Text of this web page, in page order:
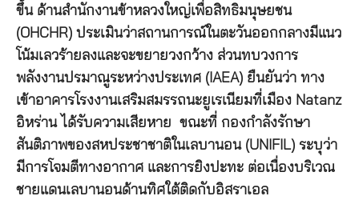
ขึ้น ด้านสำนักงานข้าหลวงใหญ่เพื่อสิทธิมนุษยชน
(OHCHR) ประเมินว่าสถานการณ์ในตะวันออกกลางมีแนว
โน้มเลวร้ายลงและจะขยายวงกว้าง ส่วนทบวงการ
พลังงานปรมาณูระหว่างประเทศ (IAEA) ยืนยันว่า ทาง
เข้าอาคารโรงงานเสริมสมรรถนะยูเรเนียมที่เมือง Natanz
อิหร่าน ได้รับความเสียหาย ขณะที่ กองกำลังรักษา
สันติภาพของสหประชาชาติในเลบานอน (UNIFIL) ระบุว่า
มีการโจมตีทางอากาศ และการยิงปะทะ ต่อเนื่องบริเวณ
ชายแดนเลบานอนด้านทิศใต้ติดกับอิสราเอล